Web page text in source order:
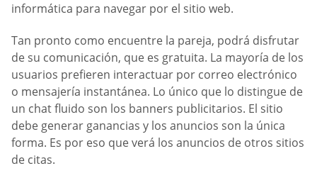
informática para navegar por el sitio web.
Tan pronto como encuentre la pareja, podrá disfrutar
de su comunicación, que es gratuita. La mayoría de los
usuarios prefieren interactuar por correo electrónico
o mensajería instantánea. Lo único que lo distingue de
un chat fluido son los banners publicitarios. El sitio
debe generar ganancias y los anuncios son la única
forma. Es por eso que verá los anuncios de otros sitios
de citas.